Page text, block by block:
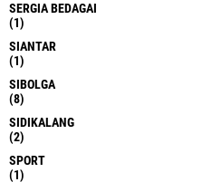
SERGIA BEDAGAI
(1)
SIANTAR
(1)
SIBOLGA
(8)
SIDIKALANG
(2)
SPORT
(1)